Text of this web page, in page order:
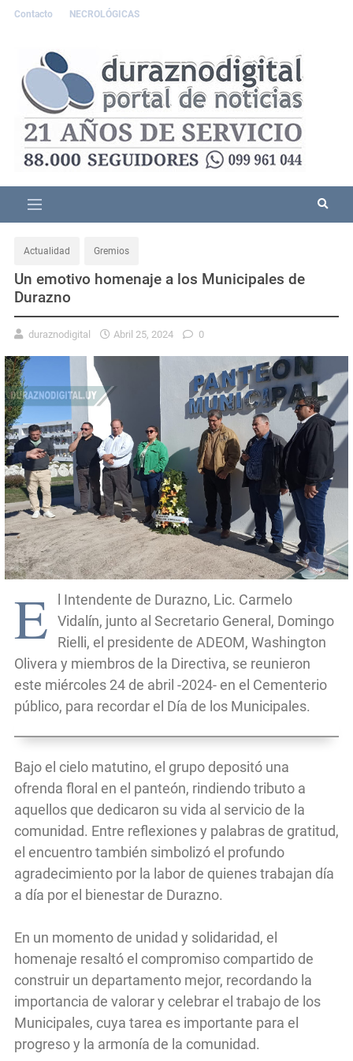
Contacto NECROLÓGICAS
Actualidad Gremios
Un emotivo homenaje a los Municipales de
Durazno
duraznodigital Abril 25, 2024 0
E
l Intendente de Durazno, Lic. Carmelo
Vidalín, junto al Secretario General, Domingo
Rielli, el presidente de ADEOM, Washington
Olivera y miembros de la Directiva, se reunieron
este miércoles 24 de abril -2024- en el Cementerio
público, para recordar el Día de los Municipales.
Bajo el cielo matutino, el grupo depositó una
ofrenda floral en el panteón, rindiendo tributo a
aquellos que dedicaron su vida al servicio de la
comunidad. Entre reflexiones y palabras de gratitud,
el encuentro también simbolizó el profundo
agradecimiento por la labor de quienes trabajan día
a día por el bienestar de Durazno.
En un momento de unidad y solidaridad, el
homenaje resaltó el compromiso compartido de
construir un departamento mejor, recordando la
importancia de valorar y celebrar el trabajo de los
Municipales, cuya tarea es importante para el
progreso y la armonía de la comunidad.